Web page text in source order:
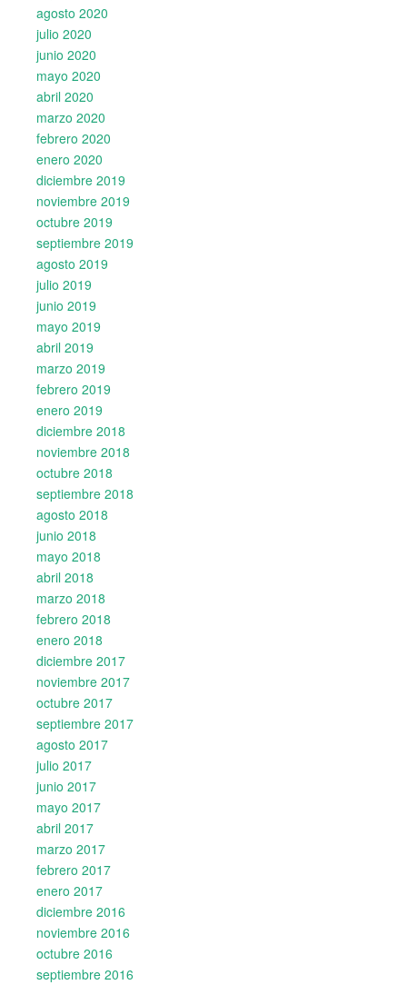
agosto 2020
julio 2020
junio 2020
mayo 2020
abril 2020
marzo 2020
febrero 2020
enero 2020
diciembre 2019
noviembre 2019
octubre 2019
septiembre 2019
agosto 2019
julio 2019
junio 2019
mayo 2019
abril 2019
marzo 2019
febrero 2019
enero 2019
diciembre 2018
noviembre 2018
octubre 2018
septiembre 2018
agosto 2018
junio 2018
mayo 2018
abril 2018
marzo 2018
febrero 2018
enero 2018
diciembre 2017
noviembre 2017
octubre 2017
septiembre 2017
agosto 2017
julio 2017
junio 2017
mayo 2017
abril 2017
marzo 2017
febrero 2017
enero 2017
diciembre 2016
noviembre 2016
octubre 2016
septiembre 2016